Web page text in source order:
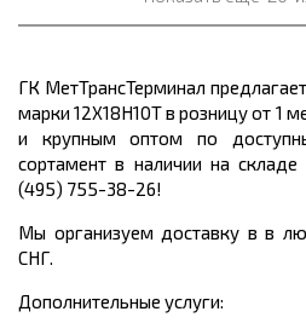
ГК МетТрансТерминал
марки 12Х18Н10Т в розницу от 1
и крупным оптом по
сортамент в наличии на
(495) 755-38-26!
Мы организуем доставку в в
СНГ.
Дополнительные услуги: